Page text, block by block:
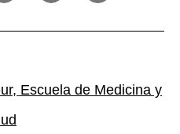
, Escuela de Medicina y